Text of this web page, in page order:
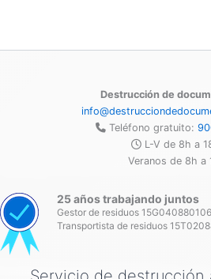
Destrucción de
Teléfono gratuito:
L-V de 8h a
Veranos de 8h a
25 años trabajando juntos
Gestor de residuos
Transportista de residuos